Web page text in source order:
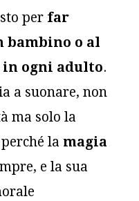
per far
bambino o al
in ogni adulto.
a suonare, non
ma solo la
la magia
e la sua